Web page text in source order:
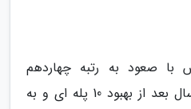
با صعود به رتبه چهاردهم
اسکای ترکس درست یک سال بعد از بهبود 10 پله ای و به